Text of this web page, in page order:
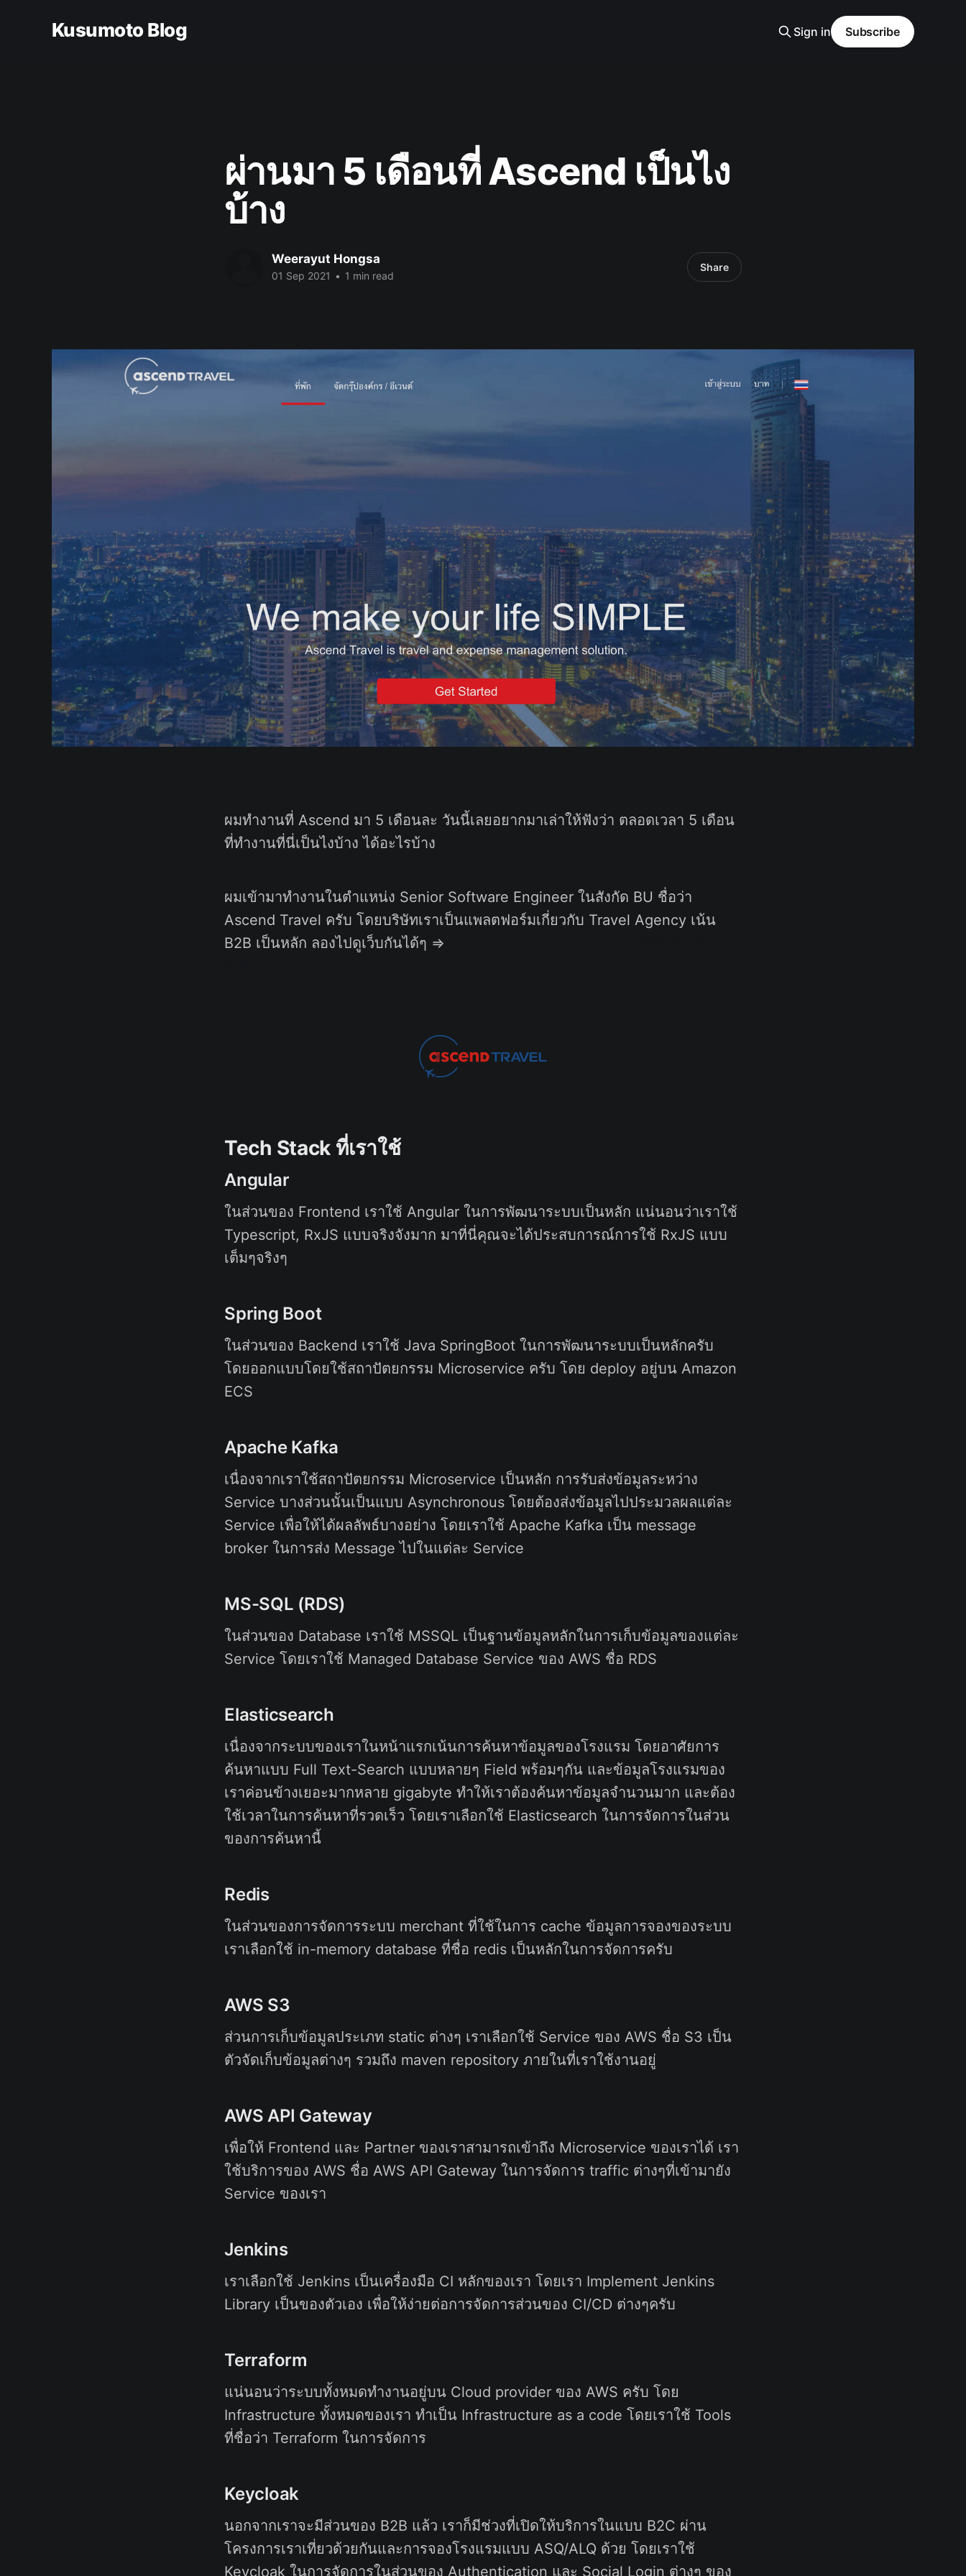
Kusumoto Blog Sign in Subscribe
ผ่านมา 5 เดือนที่ Ascend เป็นไง
บ้าง
Weerayut Hongsa
01 Sep 2021 • 1 min read
Share
ผมทำงานที่ Ascend มา 5 เดือนละ วันนี้เลยอยากมาเล่าให้ฟังว่า ตลอดเวลา 5 เดือน
ที่ทำงานที่นี่เป็นไงบ้าง ได้อะไรบ้าง
ผมเข้ามาทำงานในตำแหน่ง Senior Software Engineer ในสังกัด BU ชื่อว่า
Ascend Travel ครับ โดยบริษัทเราเป็นแพลตฟอร์มเกี่ยวกับ Travel Agency เน้น
B2B เป็นหลัก ลองไปดูเว็บกันได้ๆ =>
Tech Stack ที่เราใช้
Angular
ในส่วนของ Frontend เราใช้ Angular ในการพัฒนาระบบเป็นหลัก แน่นอนว่าเราใช้
Typescript, RxJS แบบจริงจังมาก มาที่นี่คุณจะได้ประสบการณ์การใช้ RxJS แบบ
เต็มๆจริงๆ
Spring Boot
ในส่วนของ Backend เราใช้ Java SpringBoot ในการพัฒนาระบบเป็นหลักครับ
โดยออกแบบโดยใช้สถาปัตยกรรม Microservice ครับ โดย deploy อยู่บน Amazon
ECS
Apache Kafka
เนื่องจากเราใช้สถาปัตยกรรม Microservice เป็นหลัก การรับส่งข้อมูลระหว่าง
Service บางส่วนนั้นเป็นแบบ Asynchronous โดยต้องส่งข้อมูลไปประมวลผลแต่ละ
Service เพื่อให้ได้ผลลัพธ์บางอย่าง โดยเราใช้ Apache Kafka เป็น message
broker ในการส่ง Message ไปในแต่ละ Service
MS-SQL (RDS)
ในส่วนของ Database เราใช้ MSSQL เป็นฐานข้อมูลหลักในการเก็บข้อมูลของแต่ละ
Service โดยเราใช้ Managed Database Service ของ AWS ชื่อ RDS
Elasticsearch
เนื่องจากระบบของเราในหน้าแรกเน้นการค้นหาข้อมูลของโรงแรม โดยอาศัยการ
ค้นหาแบบ Full Text-Search แบบหลายๆ Field พร้อมๆกัน และข้อมูลโรงแรมของ
เราค่อนข้างเยอะมากหลาย gigabyte ทำให้เราต้องค้นหาข้อมูลจำนวนมาก และต้อง
ใช้เวลาในการค้นหาที่รวดเร็ว โดยเราเลือกใช้ Elasticsearch ในการจัดการในส่วน
ของการค้นหานี้
Redis
ในส่วนของการจัดการระบบ merchant ที่ใช้ในการ cache ข้อมูลการจองของระบบ
เราเลือกใช้ in-memory database ที่ชื่อ redis เป็นหลักในการจัดการครับ
AWS S3
ส่วนการเก็บข้อมูลประเภท static ต่างๆ เราเลือกใช้ Service ของ AWS ชื่อ S3 เป็น
ตัวจัดเก็บข้อมูลต่างๆ รวมถึง maven repository ภายในที่เราใช้งานอยู่
AWS API Gateway
เพื่อให้ Frontend และ Partner ของเราสามารถเข้าถึง Microservice ของเราได้ เรา
ใช้บริการของ AWS ชื่อ AWS API Gateway ในการจัดการ traffic ต่างๆที่เข้ามายัง
Service ของเรา
Jenkins
เราเลือกใช้ Jenkins เป็นเครื่องมือ CI หลักของเรา โดยเรา Implement Jenkins
Library เป็นของตัวเอง เพื่อให้ง่ายต่อการจัดการส่วนของ CI/CD ต่างๆครับ
Terraform
แน่นอนว่าระบบทั้งหมดทำงานอยู่บน Cloud provider ของ AWS ครับ โดย
Infrastructure ทั้งหมดของเรา ทำเป็น Infrastructure as a code โดยเราใช้ Tools
ที่ชื่อว่า Terraform ในการจัดการ
Keycloak
นอกจากเราจะมีส่วนของ B2B แล้ว เราก็มีช่วงที่เปิดให้บริการในแบบ B2C ผ่าน
โครงการเราเที่ยวด้วยกันและการจองโรงแรมแบบ ASQ/ALQ ด้วย โดยเราใช้
Keycloak ในการจัดการในส่วนของ Authentication และ Social Login ต่างๆ ของ